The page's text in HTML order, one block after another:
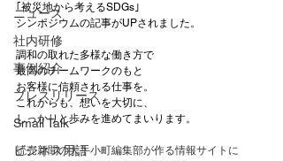
ニュース
社内研修
事例紹介
プレスリリース
Small Talk
ビジネス用語
｢被災地から考えるSDGs｣
シンポジウムの記事がUPされました。
調和の取れた多様な働き方で
最高のチームワークのもと
お客様に信頼される仕事を。
これからも、想いを大切に、
しっかりと歩みを進めてまいります。
読売新聞の大手小町編集部が作る情報サイトに